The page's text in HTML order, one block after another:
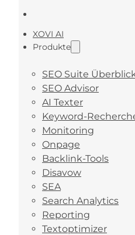
XOVI AI
Produkte
SEO Suite
SEO Advisor
AI Texter
Keyword-
Monitoring
Onpage
Backlink-Tools
Disavow
SEA
Search Analytics
Reporting
Textoptimizer